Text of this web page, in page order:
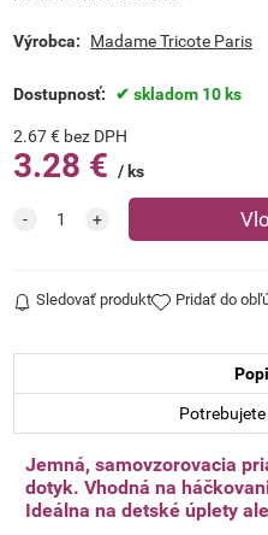
Výrobca: Madame Tricote Paris
Dostupnosť: skladom 10 ks
2.67€ bez DPH
3.28 € ks
Sledovať produkt Pridať do
Jemná, samovzorovacia
dotyk.Vhodná na
Ideálna na detské úplety